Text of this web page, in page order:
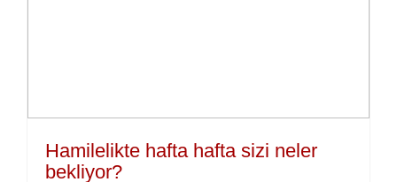
Hamilelikte hafta hafta sizi neler
bekliyor?